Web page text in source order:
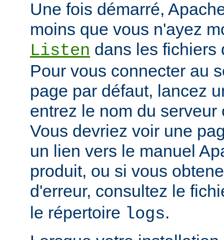
Une fois démarré,
moins que vous n'ayez
Listen dans les fichiers
Pour vous connecter au
page par défaut, lancez
entrez le nom du serveur
Vous devriez voir une
un lien vers le manuel
produit, ou si vous
d'erreur, consultez le
le répertoire logs.